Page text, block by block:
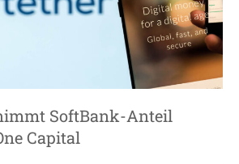
SoftBank-Anteil
Capital